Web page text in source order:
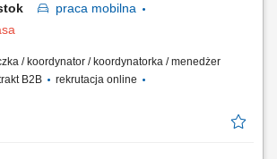
praca mobilna
/ koordynator / koordynatorka / menedżer
B2B
rekrutacja online